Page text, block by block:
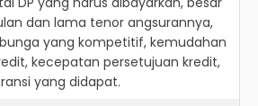
dan lama tenor angsurannya,
yang kompetitif, kemudahan
kecepatan persetujuan kredit,
yang didapat.